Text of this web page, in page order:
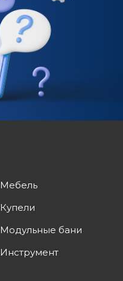
Мебель
Купели
Модульные бани
Инструмент